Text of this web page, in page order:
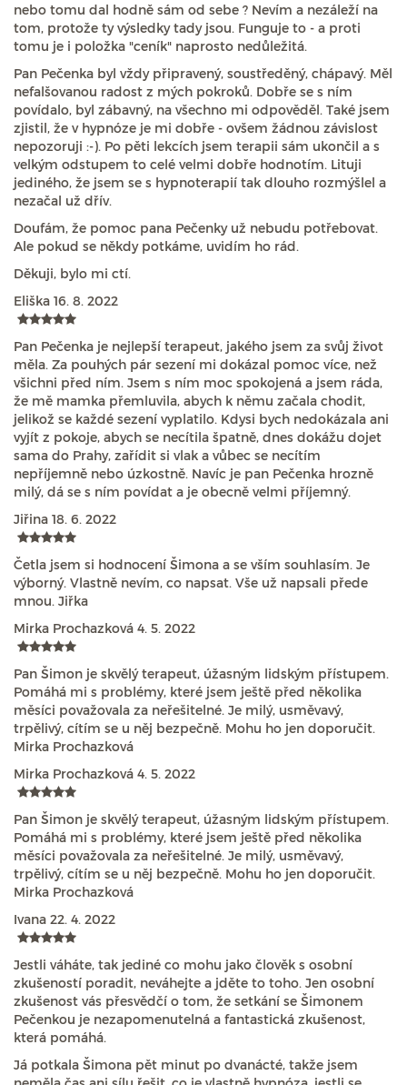
nebo tomu dal hodně sám od sebe ? Nevím a nezáleží na
tom, protože ty výsledky tady jsou. Funguje to - a proti
tomu je i položka "ceník" naprosto nedůležitá.
Pan Pečenka byl vždy připravený, soustředěný, chápavý. Měl
nefalšovanou radost z mých pokroků. Dobře se s ním
povídalo, byl zábavný, na všechno mi odpověděl. Také jsem
zjistil, že v hypnóze je mi dobře - ovšem žádnou závislost
nepozoruji :-). Po pěti lekcích jsem terapii sám ukončil a s
velkým odstupem to celé velmi dobře hodnotím. Lituji
jediného, že jsem se s hypnoterapií tak dlouho rozmýšlel a
nezačal už dřív.
Doufám, že pomoc pana Pečenky už nebudu potřebovat.
Ale pokud se někdy potkáme, uvidím ho rád.
Děkuji, bylo mi ctí.
Eliška 16. 8. 2022
Pan Pečenka je nejlepší terapeut, jakého jsem za svůj život
měla. Za pouhých pár sezení mi dokázal pomoc více, než
všichni před ním. Jsem s ním moc spokojená a jsem ráda,
že mě mamka přemluvila, abych k němu začala chodit,
jelikož se každé sezení vyplatilo. Kdysi bych nedokázala ani
vyjít z pokoje, abych se necítila špatně, dnes dokážu dojet
sama do Prahy, zařídit si vlak a vůbec se necítím
nepříjemně nebo úzkostně. Navíc je pan Pečenka hrozně
milý, dá se s ním povídat a je obecně velmi příjemný.
Jiřina 18. 6. 2022
Četla jsem si hodnocení Šimona a se vším souhlasím. Je
výborný. Vlastně nevím, co napsat. Vše už napsali přede
mnou. Jiřka
Mirka Prochazková 4. 5. 2022
Pan Šimon je skvělý terapeut, úžasným lidským přístupem.
Pomáhá mi s problémy, které jsem ještě před několika
měsíci považovala za neřešitelné. Je milý, usměvavý,
trpělivý, cítím se u něj bezpečně. Mohu ho jen doporučit.
Mirka Prochazková
Mirka Prochazková 4. 5. 2022
Pan Šimon je skvělý terapeut, úžasným lidským přístupem.
Pomáhá mi s problémy, které jsem ještě před několika
měsíci považovala za neřešitelné. Je milý, usměvavý,
trpělivý, cítím se u něj bezpečně. Mohu ho jen doporučit.
Mirka Prochazková
Ivana 22. 4. 2022
Jestli váháte, tak jediné co mohu jako člověk s osobní
zkušeností poradit, neváhejte a jděte to toho. Jen osobní
zkušenost vás přesvědčí o tom, že setkání se Šimonem
Pečenkou je nezapomenutelná a fantastická zkušenost,
která pomáhá.
Já potkala Šimona pět minut po dvanácté, takže jsem